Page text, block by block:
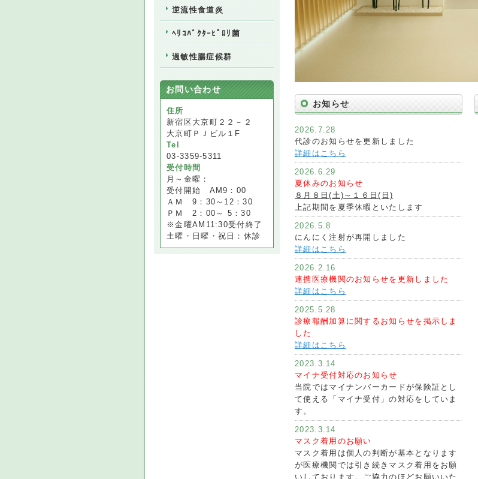
お知らせ
2026.7.28
代診のお知らせを更新しました
詳細はこちら
2026.6.29
夏休みのお知らせ
８月８日(土)～１６日(日)
上記期間を夏季休暇といたします
2026.5.8
にんにく注射が再開しました
詳細はこちら
2026.2.16
連携医療機関のお知らせを更新しました
詳細はこちら
2025.5.28
診療報酬加算に関するお知らせを掲示しま
した
詳細はこちら
2023.3.14
マイナ受付対応のお知らせ
当院ではマイナンバーカードが保険証とし
て使える「マイナ受付」の対応をしていま
す。
2023.3.14
マスク着用のお願い
マスク着用は個人の判断が基本となります
が医療機関では引き続きマスク着用をお願
いしております。ご協力のほどお願いいた
逆流性食道炎
ﾍﾘｺﾊﾞｸﾀｰﾋﾟﾛﾘ菌
過敏性腸症候群
お問い合わせ
住所
新宿区大京町２２－２
大京町ＰＪビル１F
Tel
03-3359-5311
受付時間
月～金曜：
受付開始 AM9：00
ＡＭ 9：30～12：30
ＰＭ 2：00～ 5：30
※金曜AM11:30受付終了
土曜・日曜・祝日：休診